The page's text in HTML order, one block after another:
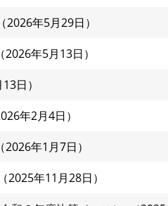
2026年5月29日
2026年5月13日
日
年2月4日
2026年1月7日
2025年11月28日